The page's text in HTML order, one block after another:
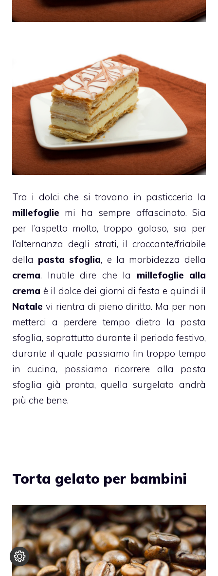
Tra i dolci che si trovano in pasticceria la
millefoglie mi ha sempre affascinato. Sia
per l’aspetto molto, troppo goloso, sia per
l’alternanza degli strati, il croccante/friabile
della pasta sfoglia, e la morbidezza della
crema. Inutile dire che la millefoglie alla
crema è il dolce dei giorni di festa e quindi il
Natale vi rientra di pieno diritto. Ma per non
metterci a perdere tempo dietro la pasta
sfoglia, soprattutto durante il periodo festivo,
durante il quale passiamo fin troppo tempo
in cucina, possiamo ricorrere alla pasta
sfoglia già pronta, quella surgelata andrà
più che bene.
Torta gelato per bambini